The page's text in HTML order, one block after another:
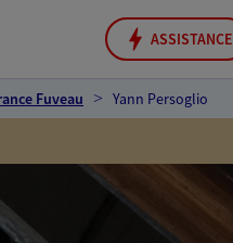
ASSISTANCE
Fuveau Yann Persoglio